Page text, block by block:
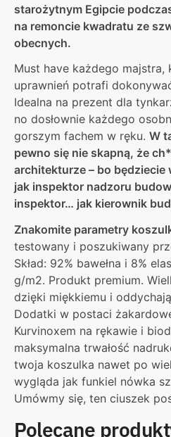
starożytnym Egipcie
na remoncie kwadratu ze
obecnych.
Must have każdego majstra,
uprawnień potrafi
Idealna na prezent dla
no dosłownie każdego
gorszym fachem w ręku. W
pewno się nie skapną, że
architekturze – bo będziecie
jak inspektor nadzoru
inspektor… jak kierownik
Znakomite parametry
testowany i poszukiwany
Skład: 92% bawełna i 8%
g/m2. Produkt premium.
dzięki miękkiemu i
Dodatki w postaci
Kurvinoxem na rękawie i
maksymalna trwałość
twoja koszulka nawet po
wygląda jak funkiel nówka
Umówmy się, ten ciuszek
Polecane